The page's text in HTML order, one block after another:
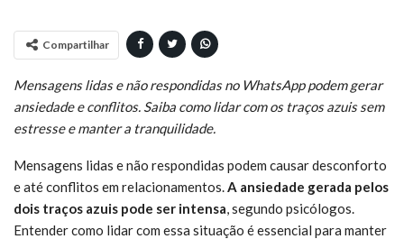
Compartilhar
Mensagens lidas e não respondidas no WhatsApp podem gerar
ansiedade e conflitos. Saiba como lidar com os traços azuis sem
estresse e manter a tranquilidade.
Mensagens lidas e não respondidas podem causar desconforto
e até conflitos em relacionamentos.A ansiedade gerada pelos
dois traços azuis pode ser intensa, segundo psicólogos.
Entender como lidar com essa situação é essencial para manter